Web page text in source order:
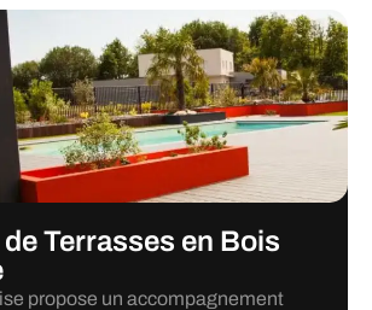
Terrasses en Bois
propose un accompagnement